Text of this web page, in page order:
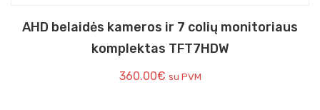
AHD belaidės kameros ir 7 colių monitoriaus
komplektas TFT7HDW
360.00€ su PVM